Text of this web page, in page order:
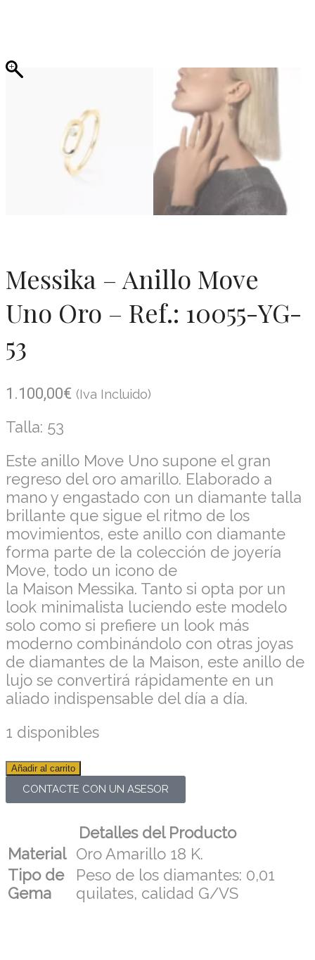
Messika – Anillo Move
Uno Oro – Ref.: 10055-YG-
53
1.100,00€ (Iva Incluido)
Talla: 53
Este anillo Move Uno supone el gran
regreso del oro amarillo. Elaborado a
mano y engastado con un diamante talla
brillante que sigue el ritmo de los
movimientos, este anillo con diamante
forma parte de la colección de joyería
Move, todo un icono de
la Maison Messika. Tanto si opta por un
look minimalista luciendo este modelo
solo como si prefiere un look más
moderno combinándolo con otras joyas
de diamantes de la Maison, este anillo de
lujo se convertirá rápidamente en un
aliado indispensable del día a día.
1 disponibles
Añadir al carrito
CONTACTE CON UN ASESOR
Detalles del Producto
Material Oro Amarillo 18 K.
Tipo de
Gema
Peso de los diamantes: 0,01
quilates, calidad G/VS